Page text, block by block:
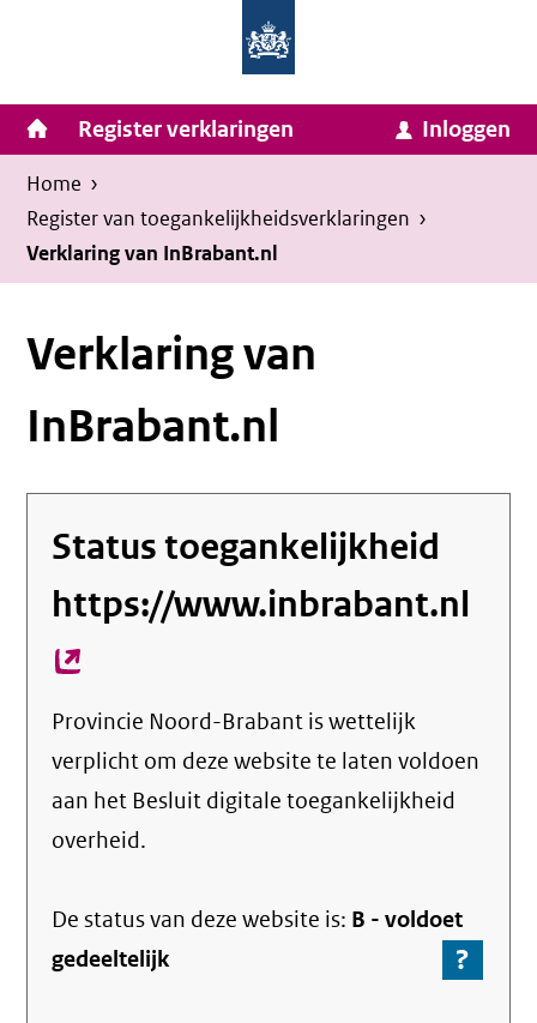
inhoud
van
Zaken
en
Koninkrijksrelaties
Homepage
van
Invulassistent
Toegankelijkheidsverklaring
Toegankelijkheidsverklaring
Hoofdnavigatie
Register verklaringen Inloggen
Kruimelpad
U
bevindt
zich
hier:
Home ›
Register van toegankelijkheids­verklaringen ›
Verklaring van InBrabant.nl
Verklaring van
InBrabant.nl
Status toegankelijkheid
https://www.inbrabant.nl
Provincie Noord-Brabant is wettelijk
verplicht om deze website te laten voldoen
aan het Besluit digitale toegankelijkheid
overheid.
De status van dezewebsite is: B -voldoet
gedeeltelijk
?
Ga